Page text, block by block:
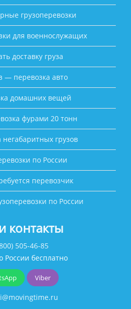
грузоперевозки
для военнослужащих
доставку груза
— перевозка авто
домашних вещей
фурами 20 тонн
негабаритных грузов
по России
перевозчик
по России
контакты
505-46-85
России бесплатно
Viber